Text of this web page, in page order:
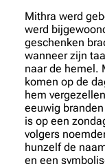
Mithra werd
werd
geschenken
wanneer zijn
naar de hemel.
komen op de
hem
eeuwig
is op een
volgers
hunzelf de
en een